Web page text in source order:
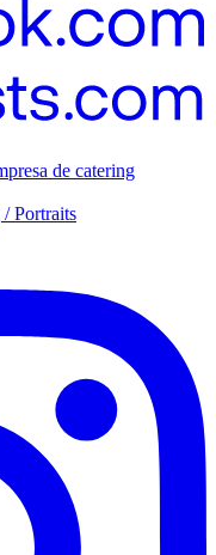
de catering
Portraits